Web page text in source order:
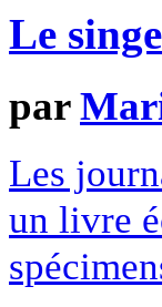
Le
par
Les
un livre